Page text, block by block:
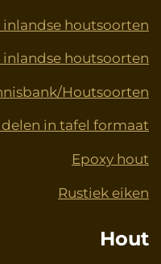
houtsoorten
houtsoorten
Houtsoorten
in tafel formaat
Epoxy hout
Rustiek eiken
Hout